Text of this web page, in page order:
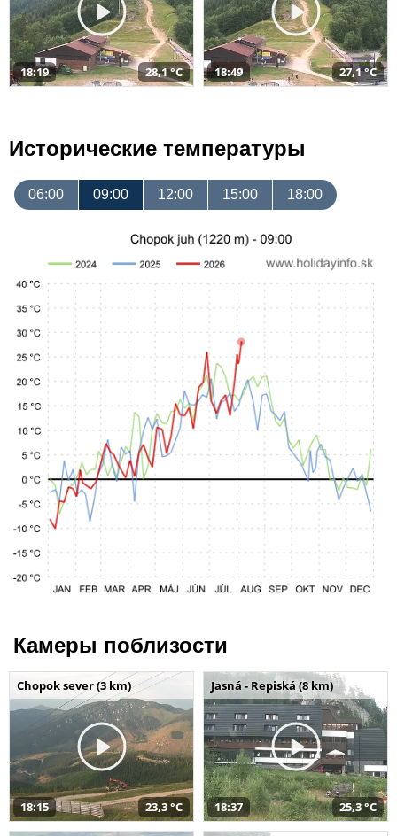
18:19 28,1 °C 18:49 27,1 °C
Исторические температуры
06:00 09:00 12:00 15:00 18:00
Камеры поблизости
Chopok sever (3 km)
18:15 23,3 °C
Jasná - Repiská (8 km)
18:37 25,3 °C